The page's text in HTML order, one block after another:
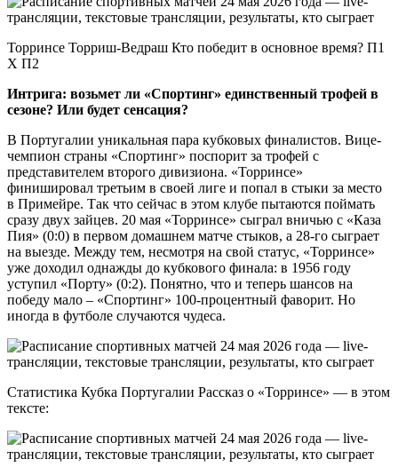
Торринсе Торриш-Ведраш Кто победит в основное время? П1
X П2
Интрига: возьмет ли «Спортинг» единственный трофей в
сезоне? Или будет сенсация?
В Португалии уникальная пара кубковых финалистов. Вице-
чемпион страны «Спортинг» поспорит за трофей с
представителем второго дивизиона. «Торринсе»
финишировал третьим в своей лиге и попал в стыки за место
в Примейре. Так что сейчас в этом клубе пытаются поймать
сразу двух зайцев. 20 мая «Торринсе» сыграл вничью с «Каза
Пия» (0:0) в первом домашнем матче стыков, а 28-го сыграет
на выезде. Между тем, несмотря на свой статус, «Торринсе»
уже доходил однажды до кубкового финала: в 1956 году
уступил «Порту» (0:2). Понятно, что и теперь шансов на
победу мало – «Спортинг» 100-процентный фаворит. Но
иногда в футболе случаются чудеса.
Статистика Кубка Португалии Рассказ о «Торринсе» — в этом
тексте: